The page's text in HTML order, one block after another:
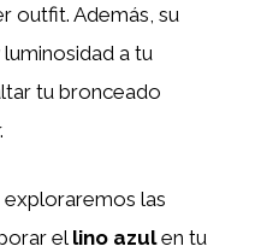
outfit. Además, su
a tu
tu bronceado
exploraremos las
ellino azulen tu